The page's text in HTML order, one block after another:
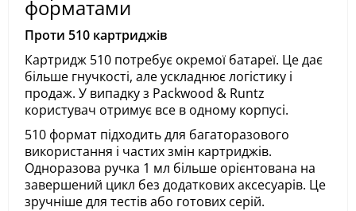
форматами
Проти 510 картриджів
Картридж 510 потребує окремої батареї. Це дає
більше гнучкості, але ускладнює логістику і
продаж. У випадку з Packwood & Runtz
користувач отримує все в одному корпусі.
510 формат підходить для багаторазового
використання і частих змін картриджів.
Одноразова ручка 1 мл більше орієнтована на
завершений цикл без додаткових аксесуарів. Це
зручніше для тестів або готових серій.